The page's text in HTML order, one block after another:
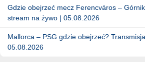
Gdzie obejrzeć mecz Ferencváros –
stream na żywo | 05.08.2026
Mallorca – PSG gdzie obejrzeć?
05.08.2026